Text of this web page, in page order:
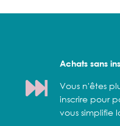
Achats sans
Vous n'êtes
inscrire pour
vous simplifie